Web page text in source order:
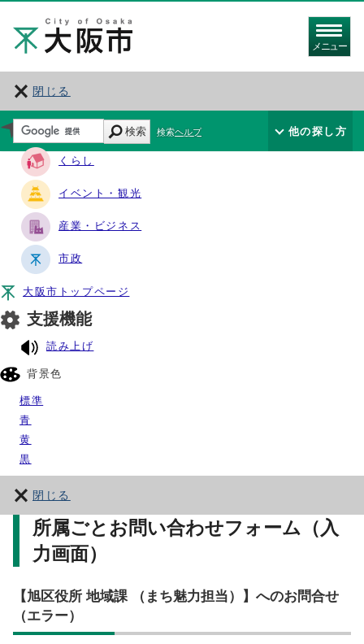
メニュー
閉じる
サイト・ナビ
くらし
イベント・観光
産業・ビジネス
市政
大阪市トップページ
支援機能
読み上げ
背景色
標準
青
黄
黒
閉じる
検索 検索ヘルプ 他の探し方
所属ごとお問い合わせフォーム（入
力画面）
【旭区役所 地域課 （まち魅力担当）】へのお問合せ
（エラー）